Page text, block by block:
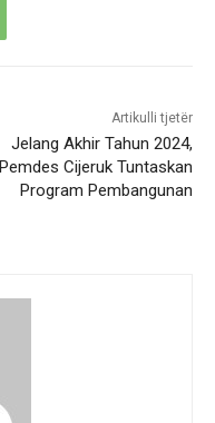
Artikulli tjetër
Jelang Akhir Tahun 2024,
Pemdes Cijeruk Tuntaskan
Program Pembangunan